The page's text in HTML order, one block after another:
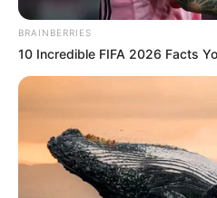
BRAINBERRIES
10 Incredible FIFA 2026 Facts